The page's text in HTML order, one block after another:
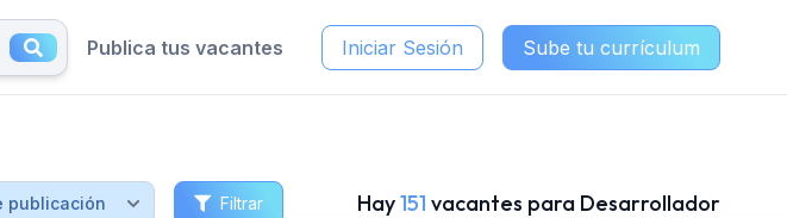
Publica tus vacantes Iniciar Sesión Sube tu currículum
Filtrar Hay151 vacantes para Desarrollador